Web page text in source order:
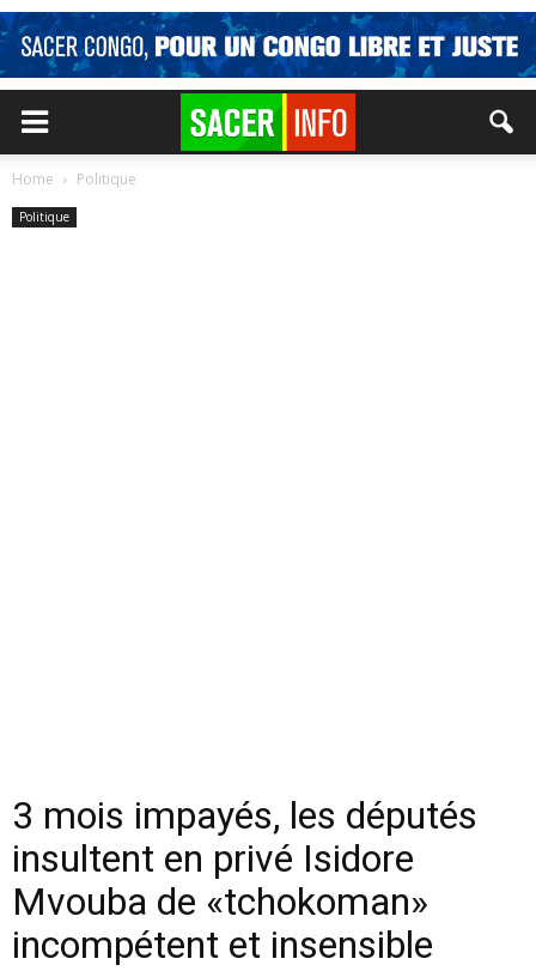
Home Politique
Politique
3 mois impayés, les députés
insultent en privé Isidore
Mvouba de «tchokoman»
incompétent et insensible